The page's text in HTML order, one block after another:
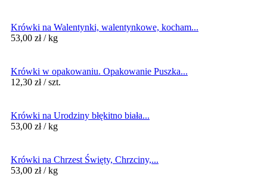
Krówki na Walentynki, walentynkowe, kocham...
53,00 zł / kg
Krówki w opakowaniu. Opakowanie Puszka...
12,30 zł / szt.
Krówki na Urodziny błękitno biała...
53,00 zł / kg
Krówki na Chrzest Święty, Chrzciny,...
53,00 zł / kg